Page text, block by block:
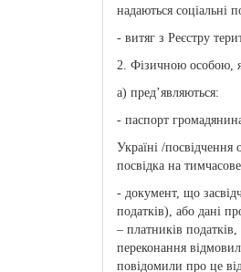
надаються соціальні
- витяг з Реєстру
2. Фізичною особою,
а) пред’являються:
- паспорт
Україні /посвідчення
посвідка на
- документ, що
податків), або дані
– платників
переконання
повідомили про це